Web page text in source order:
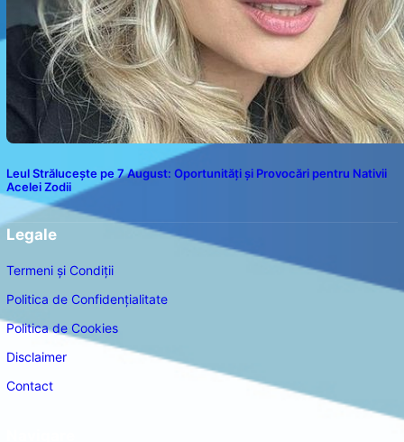
Leul Strălucește pe 7 August: Oportunități și Provocări pentru Nativii
Acelei Zodii
Legale
Termeni și Condiții
Politica de Confidențialitate
Politica de Cookies
Disclaimer
Contact